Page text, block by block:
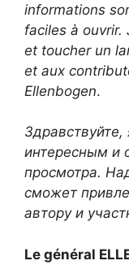
informations
faciles à ouvrir.
et toucher un
et aux
Ellenbogen.
Здравствуйте,
интересным и
просмотра.
сможет
автору и
Le général